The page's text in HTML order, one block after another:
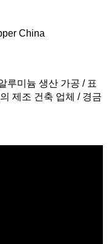
China
루미늄 생산 가공 / 표
제조 건축 업체 / 경금